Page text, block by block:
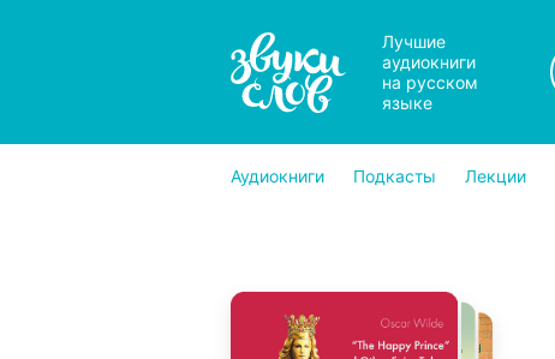
Лучшие
аудиокниги
на русском
языке
Аудиокниги Подкасты Лекции